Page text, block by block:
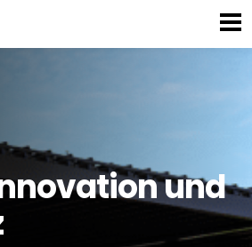
CSR
Kontakt
und